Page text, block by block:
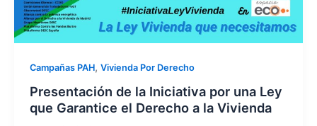
Campañas PAH, Vivienda Por Derecho
Presentación de la Iniciativa por una Ley
que Garantice el Derecho a la Vivienda